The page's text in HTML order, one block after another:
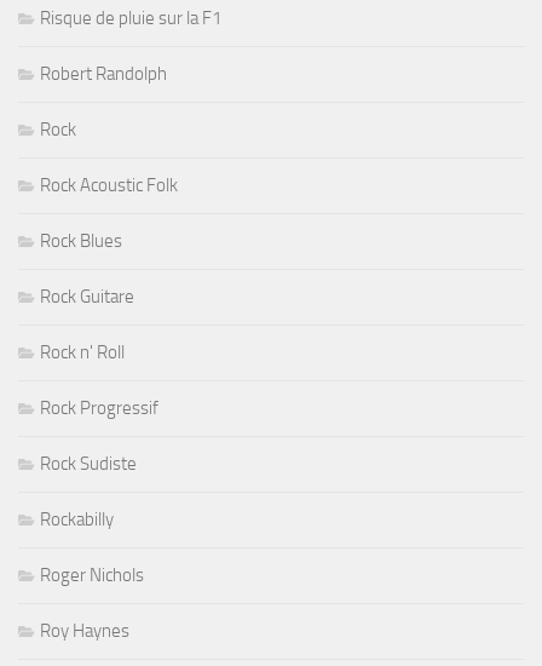
Risque de pluie sur la F1
Robert Randolph
Rock
Rock Acoustic Folk
Rock Blues
Rock Guitare
Rock n' Roll
Rock Progressif
Rock Sudiste
Rockabilly
Roger Nichols
Roy Haynes